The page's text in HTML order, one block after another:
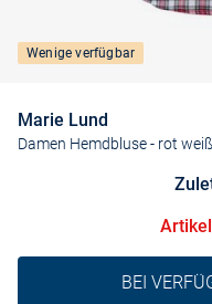
Wenige verfügbar
Marie Lund
Damen Hemdbluse- rot
BEI